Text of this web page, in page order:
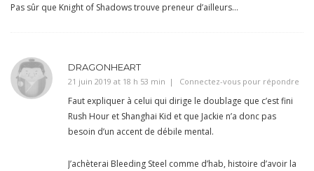
Pas sûr que Knight of Shadows trouve preneur d’ailleurs…
DRAGONHEART
21 juin 2019 at 18 h 53 min Connectez-vous pour répondre
Faut expliquer à celui qui dirige le doublage que c’est fini
Rush Hour et Shanghai Kid et que Jackie n’a donc pas
besoin d’un accent de débile mental.
J’achèterai Bleeding Steel comme d’hab, histoire d’avoir la